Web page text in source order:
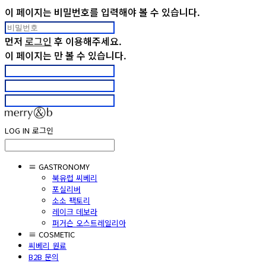
이 페이지는 비밀번호를 입력해야 볼 수 있습니다.
먼저 로그인 후 이용해주세요.
이 페이지는 만 볼 수 있습니다.
LOG IN 로그인
≡ GASTRONOMY
북유럽 씨베리
포실리버
소소 팩토리
레이크 데보라
퍼거슨 오스트레일리아
≡ COSMETIC
씨베리 원료
B2B 문의